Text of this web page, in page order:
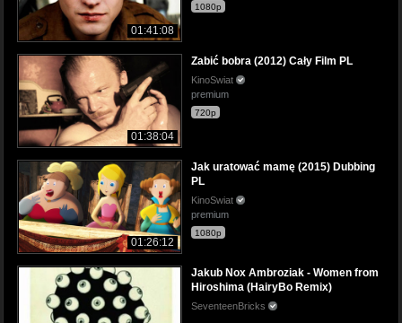
01:41:08
1080p
01:38:04
Zabić bobra (2012) Cały Film PL
KinoSwiat
premium
720p
01:26:12
Jak uratować mamę (2015) Dubbing
PL
KinoSwiat
premium
1080p
Jakub Nox Ambroziak - Women from
Hiroshima (HairyBo Remix)
SeventeenBricks